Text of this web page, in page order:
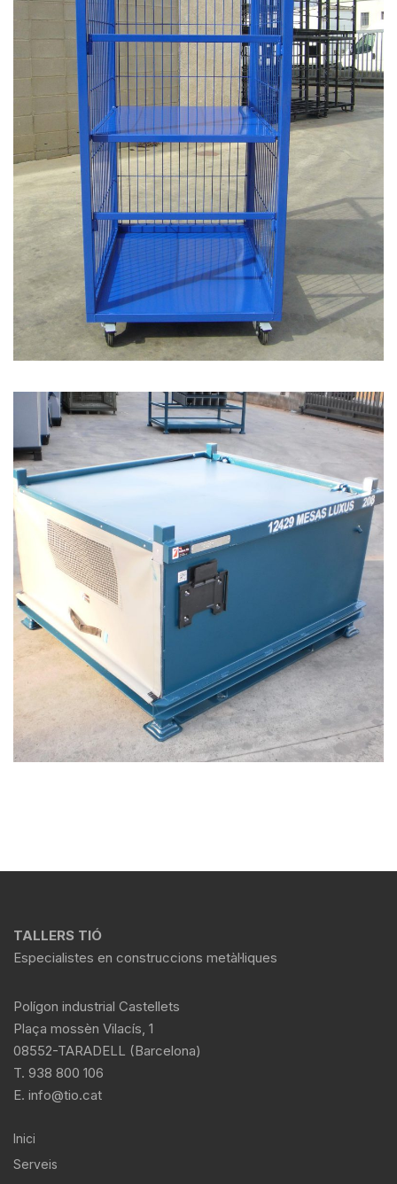
TALLERS TIÓ
Especialistes en construccions metàl·liques
Polígon industrial Castellets
Plaça mossèn Vilacís, 1
08552-TARADELL (Barcelona)
T. 938 800 106
E. info@tio.cat
Inici
Serveis